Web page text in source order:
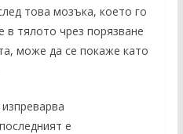
това мозъка, което го
в тялото чрез порязване
може да се покаже като
е